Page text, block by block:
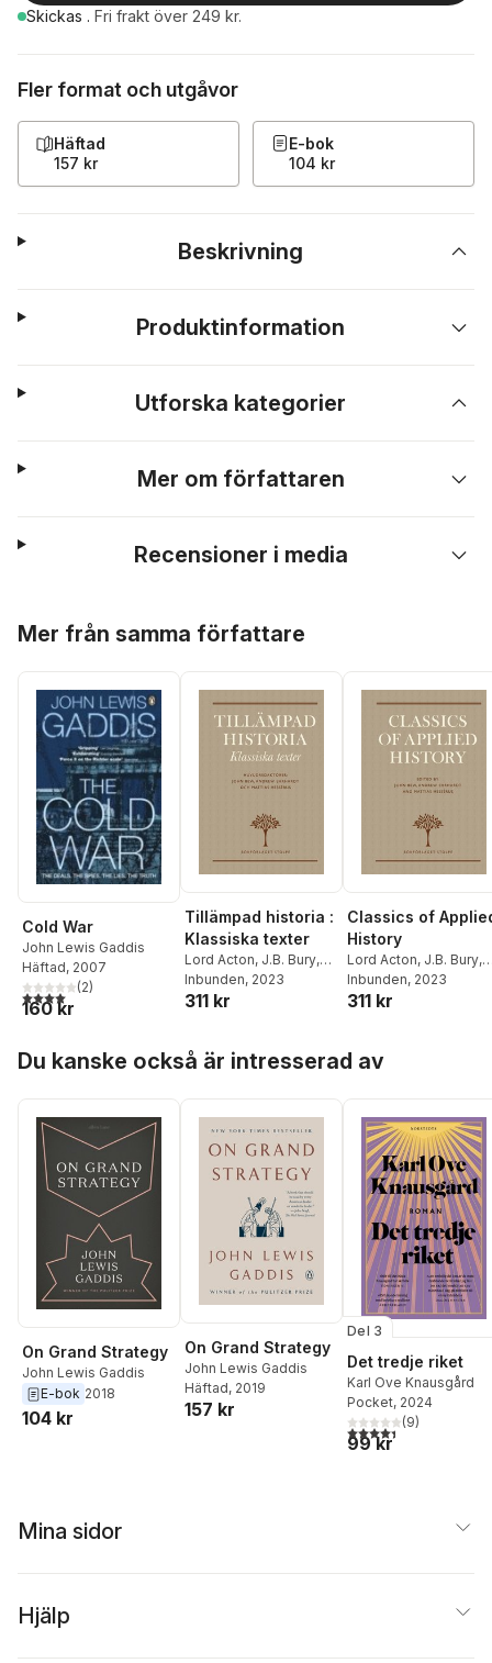
Skickas . Fri frakt över 249 kr.
Fler format och utgåvor
Häftad
157 kr
E-bok
104 kr
Beskrivning
Produktinformation
Utforska kategorier
Mer om författaren
Recensioner i media
Mer från samma författare
Cold War
John Lewis Gaddis
Häftad, 2007
4,0utav 5 stjärnor. Totalt antal röster:
(2)
160 kr
Tillämpad historia :
Klassiska texter
Lord Acton, J.B. Bury,
Herbert Butterfield
Johann Gustav
Howard,Friedrich
von Ranke,Benjamin F.
Shambaugh,Philip
Zelikow,Cory J. Clark
Gill Bennett
Inbunden, 2023
311 kr
Classics of
History
Lord Acton, J.B. Bury,
Herbert Butterfield
Johann Gustav
Howard
Leopold von Ranke,
Benjamin F.
Shambaugh ,
Thucydides,Philip
Zelikow,Cory J. Clark
Gill Bennett,John Bew
Mattias Hessérus
Inbunden, 2023
311 kr
Du kanske också är intresserad av
On Grand Strategy
John Lewis Gaddis
E-bok 2018
104 kr
On Grand Strategy
John Lewis Gaddis
Häftad, 2019
157 kr
Del 3
Det tredje riket
Karl Ove Knausgård
Pocket, 2024
4,4utav 5 stjärnor.
(9)
99 kr
Mina sidor
Hjälp